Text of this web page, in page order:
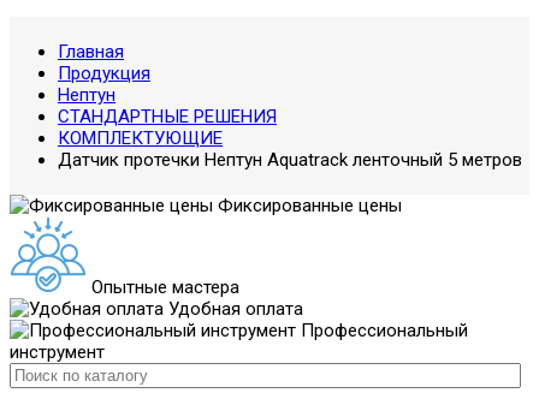
Главная
Продукция
Нептун
СТАНДАРТНЫЕ РЕШЕНИЯ
КОМПЛЕКТУЮЩИЕ
Датчик протечки Нептун Aquatrack ленточный 5 метров
Фиксированные цены
Опытные мастера
Удобная оплата
Профессиональный
инструмент